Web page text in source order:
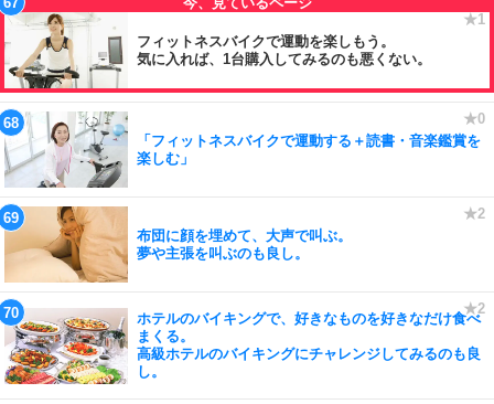
フィットネスバイクで運動を楽しもう。
気に入れば、1台購入してみるのも悪くない。
「フィットネスバイクで運動する＋読書・音楽鑑賞を
楽しむ」
布団に顔を埋めて、大声で叫ぶ。
夢や主張を叫ぶのも良し。
ホテルのバイキングで、好きなものを好きなだけ食べ
まくる。
高級ホテルのバイキングにチャレンジしてみるのも良
し。